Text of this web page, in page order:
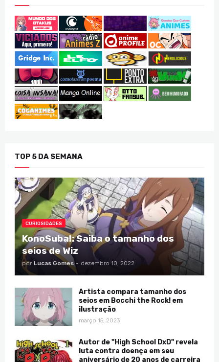
TOP 5 DA SEMANA
CURIOSIDADES
KonoSuba!: Saiba o tamanho dos
seios de Wiz
por Lucas Gomes - dezembro 10, 2022
Artista compara tamanho dos
seios em Bocchi the Rock! em
ilustração
março 15, 2023
Autor de "High School DxD" revela
luta contra doença em seu
aniversário de 20 anos de carreira